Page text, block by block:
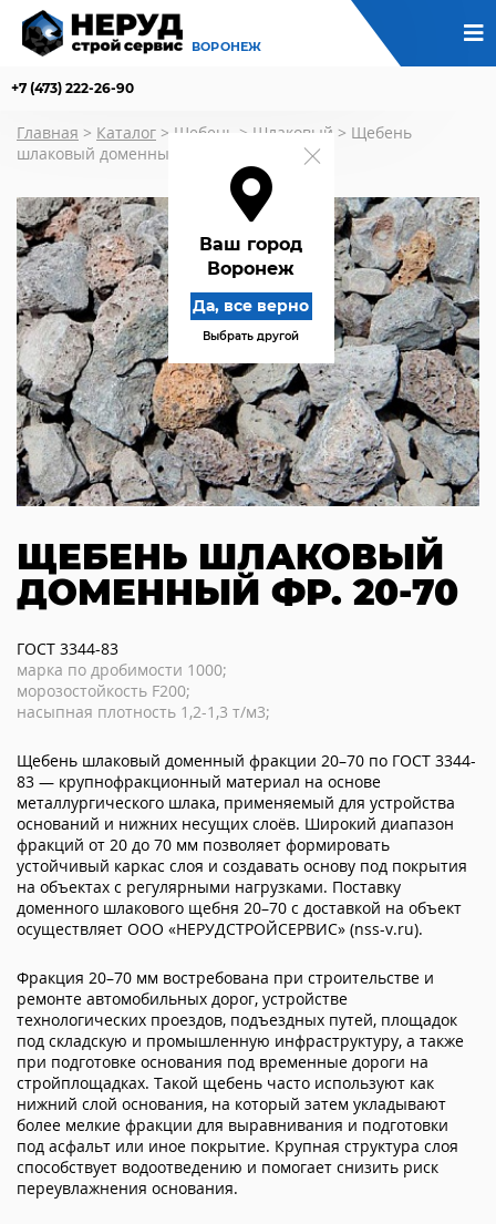
ВОРОНЕЖ
Ваш город
Воронеж
Да, все верно
Выбрать другой
+7 (473) 222-26-90
Главная > Каталог > Щебень > Шлаковый > Щебень
шлаковый доменный фр. 20-70
ЩЕБЕНЬ ШЛАКОВЫЙ
ДОМЕННЫЙ ФР. 20-70
ГОСТ 3344-83
марка по дробимости 1000;
морозостойкость F200;
насыпная плотность 1,2-1,3 т/м3;
Щебень шлаковый доменный фракции 20–70 по ГОСТ 3344-
83 — крупнофракционный материал на основе
металлургического шлака, применяемый для устройства
оснований и нижних несущих слоёв. Широкий диапазон
фракций от 20 до 70 мм позволяет формировать
устойчивый каркас слоя и создавать основу под покрытия
на объектах с регулярными нагрузками. Поставку
доменного шлакового щебня 20–70 с доставкой на объект
осуществляет ООО «НЕРУДСТРОЙСЕРВИС» (nss-v.ru).
Фракция 20–70 мм востребована при строительстве и
ремонте автомобильных дорог, устройстве
технологических проездов, подъездных путей, площадок
под складскую и промышленную инфраструктуру, а также
при подготовке основания под временные дороги на
стройплощадках. Такой щебень часто используют как
нижний слой основания, на который затем укладывают
более мелкие фракции для выравнивания и подготовки
под асфальт или иное покрытие. Крупная структура слоя
способствует водоотведению и помогает снизить риск
переувлажнения основания.